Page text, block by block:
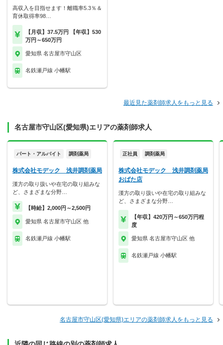
高収入を目指せます！離職率5.3％＆
育休取得率98…
【月収】37.5万円 【年収】530
万円～650万円
愛知県 名古屋市守山区
名鉄瀬戸線 小幡駅
最近見た薬剤師求人をもっと見る
名古屋市守山区(愛知県)エリアの薬剤師求人
パート・アルバイト 調剤薬局
株式会社モデック 浅井調剤薬局
漢方の取り扱いや在宅の取り組みな
ど、さまざまな分野…
【時給】2,000円～2,500円
愛知県 名古屋市守山区 他
名鉄瀬戸線 小幡駅
正社員 調剤薬局
株式会社モデック 浅井調剤薬局
おばた店
漢方の取り扱いや在宅の取り組みな
ど、さまざまな分野…
【年収】420万円～650万円程
度
愛知県 名古屋市守山区 他
名鉄瀬戸線 小幡駅
名古屋市守山区(愛知県)エリアの薬剤師求人をもっと見る